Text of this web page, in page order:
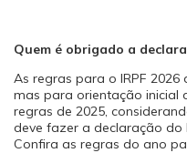
Quem é obrigado a
As regras para o IRPF
mas para orientação inicial
regras de 2025,
deve fazer a declaração do
Confira as regras do ano